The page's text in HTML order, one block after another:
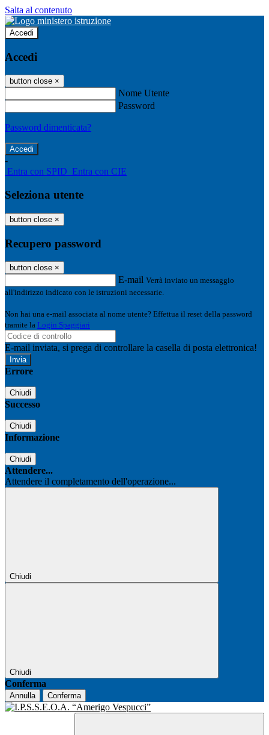
Salta al contenuto
Accedi
Accedi
button close ×
Nome Utente
Password
Password dimenticata?
-
Entra con SPID Entra con CIE
Seleziona utente
button close ×
Recupero password
button close ×
E-mail Verrà inviato un messaggio
all'indirizzo indicato con le istruzioni necessarie.
Non hai una e-mail associata al nome utente? Effettua il reset della password
tramite la Login Spaggiari
E-mail inviata, si prega di controllare la casella di posta elettronica!
Errore
Chiudi
Successo
Chiudi
Informazione
Chiudi
Attendere...
Attendere il completamento dell'operazione...
Chiudi
Chiudi
Conferma
Annulla Conferma